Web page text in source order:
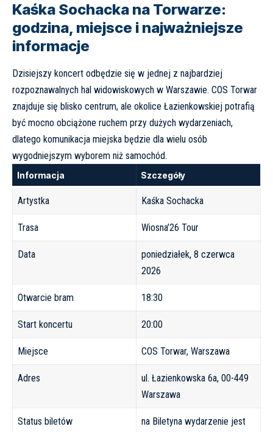
Kaśka Sochacka na Torwarze:
godzina, miejsce i najważniejsze
informacje
Dzisiejszy koncert odbędzie się w jednej z najbardziej
rozpoznawalnych hal widowiskowych w Warszawie. COS Torwar
znajduje się blisko centrum, ale okolice Łazienkowskiej potrafią
być mocno obciążone ruchem przy dużych wydarzeniach,
dlatego komunikacja miejska będzie dla wielu osób
wygodniejszym wyborem niż samochód.
Informacja Szczegóły
Artystka Kaśka Sochacka
Trasa Wiosna’26 Tour
Data
poniedziałek, 8 czerwca
2026
Otwarcie bram 18:30
Start koncertu 20:00
Miejsce COS Torwar, Warszawa
Adres
ul. Łazienkowska 6a, 00-449
Warszawa
Status biletów
na Biletyna wydarzenie jest